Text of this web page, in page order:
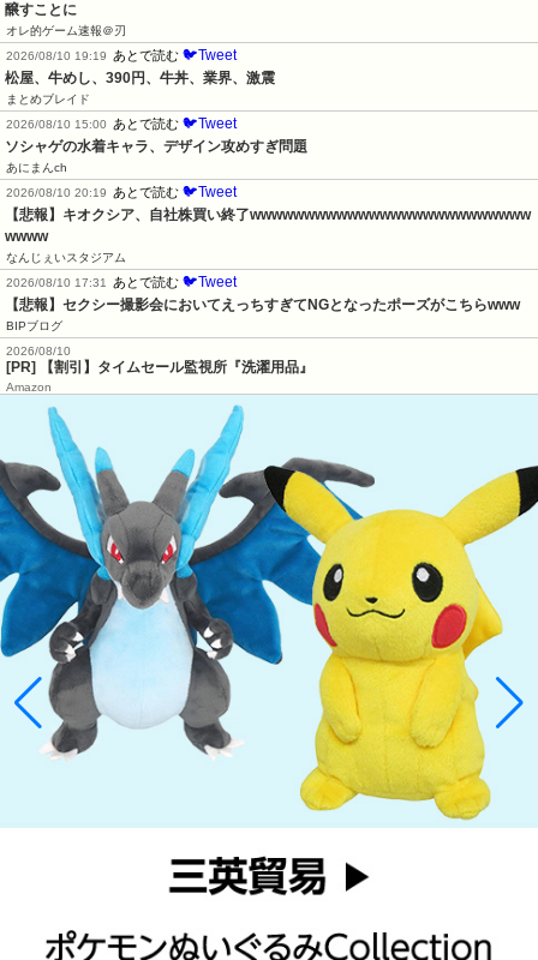
醸すことに
オレ的ゲーム速報＠刃
2026/08/10 19:19
あとで読む 🐦Tweet
松屋、牛めし、390円、牛丼、業界、激震
まとめブレイド
2026/08/10 15:00
あとで読む 🐦Tweet
ソシャゲの水着キャラ、デザイン攻めすぎ問題
あにまんch
2026/08/10 20:19
あとで読む 🐦Tweet
【悲報】キオクシア、自社株買い終了wwwwwwwwwwwwwwwwwwwwwwwwww
wwww
なんじぇいスタジアム
2026/08/10 17:31
あとで読む 🐦Tweet
【悲報】セクシー撮影会においてえっちすぎてNGとなったポーズがこちらwww
BIPブログ
2026/08/10
[PR] 【割引】タイムセール監視所『洗濯用品』
Amazon